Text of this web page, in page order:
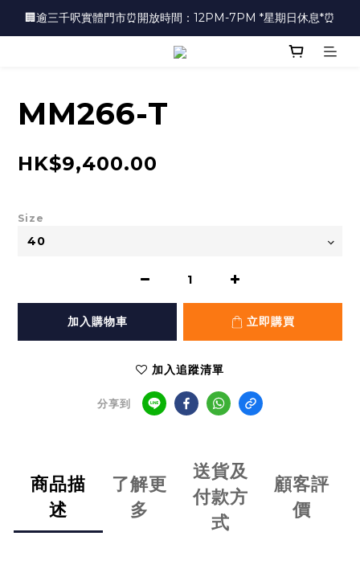
🏢逾三千呎實體門市⏰開放時間：12PM-7PM *星期日休息*⏰
🏢逾三千呎實體門市⏰開放時間：12PM-7PM *星期日休息*⏰
👜📣 歡迎隨時光臨 📣💍
🏢逾三千呎實體門市⏰開放時間：12PM-7PM *星期日休息*⏰
MM266-T
HK$9,400.00
Size
加入購物車 立即購買
加入追蹤清單
分享到
商品描
述
了解更
多
送貨及
付款方
式
顧客評
價